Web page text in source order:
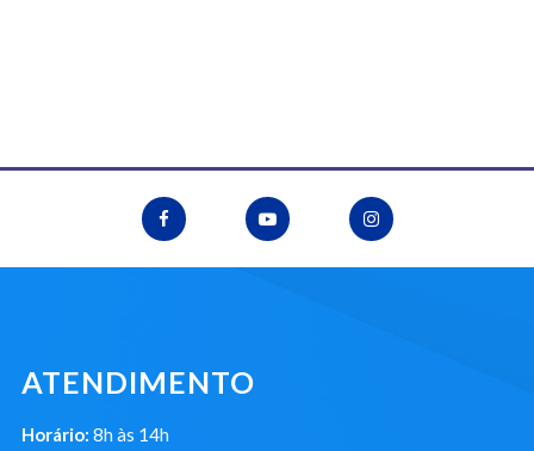
ATENDIMENTO
Horário: 8h às 14h